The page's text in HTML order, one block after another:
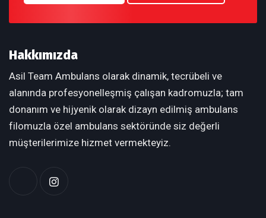
Hakkımızda
Asil Team Ambulans olarak dinamik, tecrübeli ve
alanında profesyonelleşmiş çalışan kadromuzla; tam
donanım ve hijyenik olarak dizayn edilmiş ambulans
filomuzla özel ambulans sektöründe siz değerli
müşterilerimize hizmet vermekteyiz.